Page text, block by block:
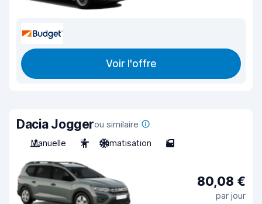
Voir l'offre
Dacia Joggerou similaire
Manuelle
7 Climatisation 5
80,08 €
par jour